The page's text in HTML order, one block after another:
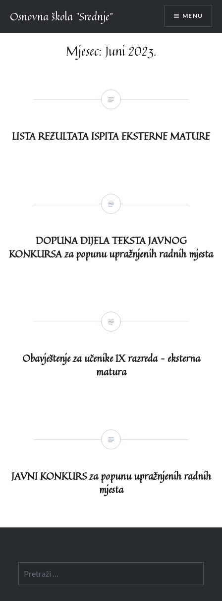
content
Osnovna škola "Srednje" MENU
Mjesec: Juni 2023.
LISTA REZULTATA ISPITA EKSTERNE MATURE
DOPUNA DIJELA TEKSTA JAVNOG
KONKURSA za popunu upražnjenih radnih mjesta
Obavještenje za učenike IX razreda – eksterna
matura
JAVNI KONKURS za popunu upražnjenih radnih
mjesta